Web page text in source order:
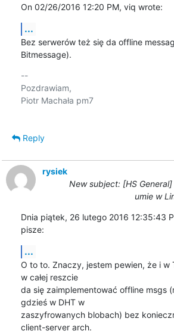
On 02/26/2016 12:20 PM, viq wrote:
...
Bez serwerów też się da offline
Bitmessage).
--
Pozdrawiam,
Piotr Machała pm7
Reply
rysiek
New subject: [HS
umie w
Dnia piątek, 26 lutego 2016 12:35:43
pisze:
...
O to to. Znaczy, jestem pewien, że i w
w całej reszcie
da się zaimplementować offline msgs
gdzieś w DHT w
zaszyfrowanych blobach) bez
client-server arch.